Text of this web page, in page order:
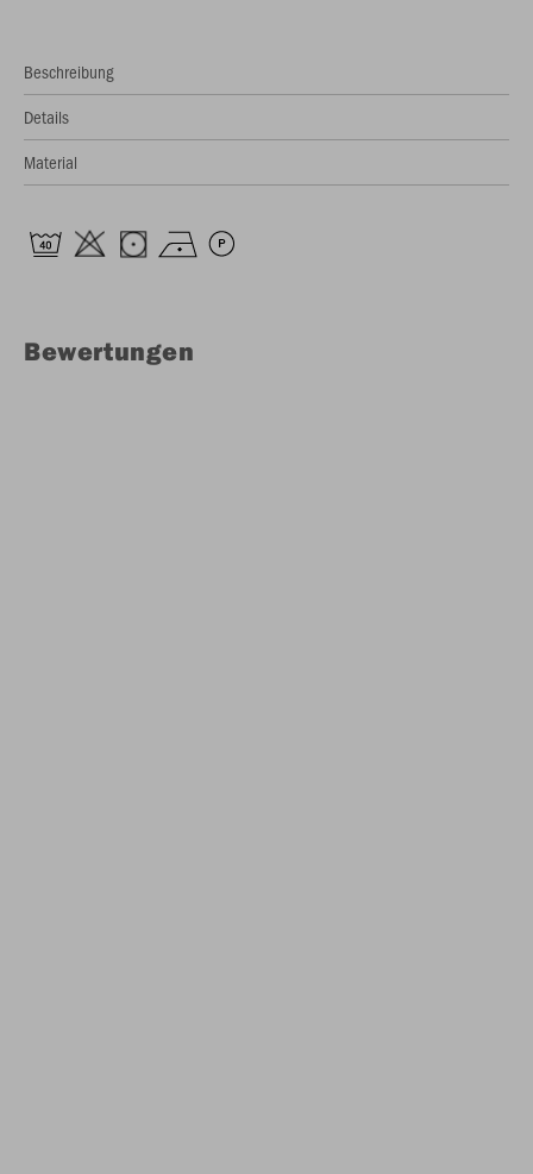
Beschreibung
Details
Material
Bewertungen